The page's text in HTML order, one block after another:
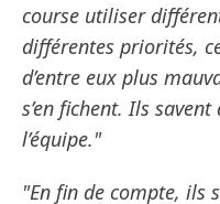
course utiliser
différentes priorités,
d’entre eux plus
s’en fichent. Ils
l’équipe."
"En fin de compte, ils